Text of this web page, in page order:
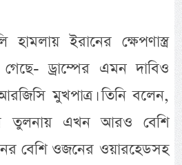
হামলায় ইরানের ক্ষেপণাস্ত্র
ড্রাম্পের এমন দাবিও
মুখপাত্র। তিনি বলেন,
তুলনায় এখন আরও বেশি
বেশি ওজনের ওয়ারহেডসহ